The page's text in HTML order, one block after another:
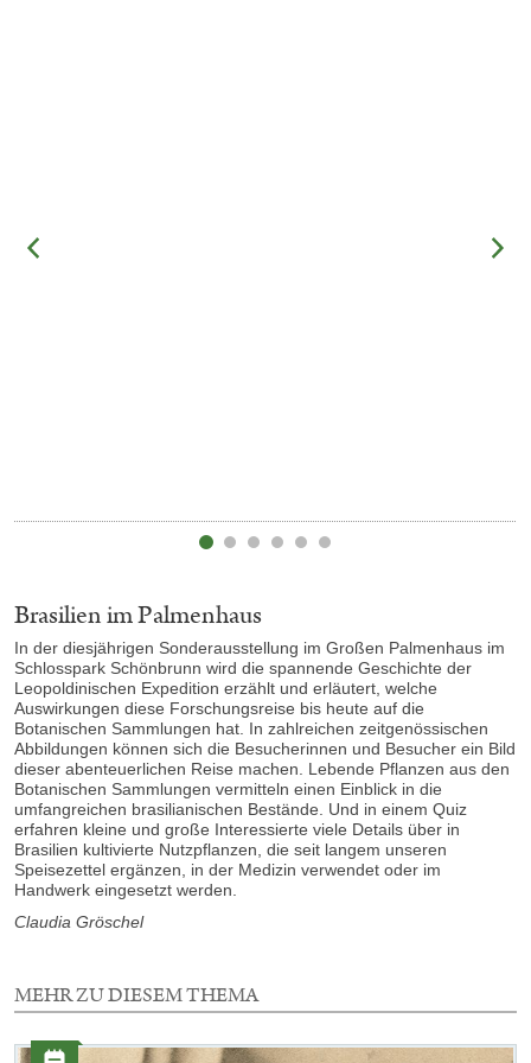
Brasilien im Palmenhaus
In der diesjährigen Sonderausstellung im Großen Palmenhaus im
Schlosspark Schönbrunn wird die spannende Geschichte der
Leopoldinischen Expedition erzählt und erläutert, welche
Auswirkungen diese Forschungsreise bis heute auf die
Botanischen Sammlungen hat. In zahlreichen zeitgenössischen
Abbildungen können sich die Besucherinnen und Besucher ein Bild
dieser abenteuerlichen Reise machen. Lebende Pflanzen aus den
Botanischen Sammlungen vermitteln einen Einblick in die
umfangreichen brasilianischen Bestände. Und in einem Quiz
erfahren kleine und große Interessierte viele Details über in
Brasilien kultivierte Nutzpflanzen, die seit langem unseren
Speisezettel ergänzen, in der Medizin verwendet oder im
Handwerk eingesetzt werden.
Claudia Gröschel
MEHR ZU DIESEM THEMA
Elemente
Kategorie: